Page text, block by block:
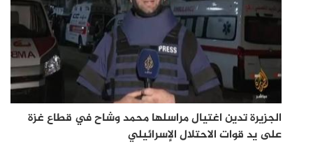
الجزيرة تدين اغتيال مراسلها محمد وشاح في قطاع غزة
على يد قوات الاحتلال الإسرائيلي